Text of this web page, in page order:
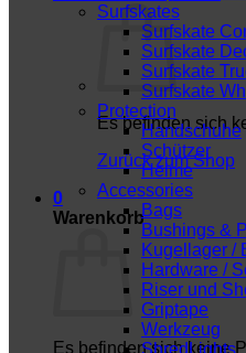
Es befinden sich
Zurück zum Shop
0
Warenkorb
Es befinden sich keine
Surfskates
Surfskate
Surfskate
Surfskate
Surfskate
Protection
Handschuhe
Schützer
Helme
Accessories
Bags
Bushings &
Kugellager /
Hardware /
Riser und
Griptape
Werkzeug
ShredLights